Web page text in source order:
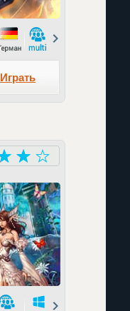
Играть